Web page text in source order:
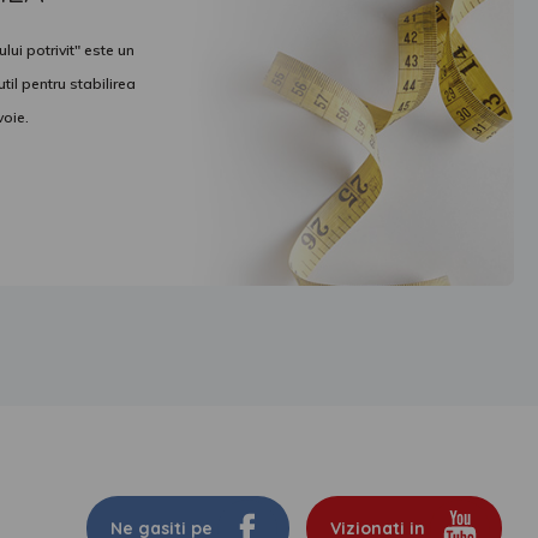
potrivit" este un
pentru stabilirea
Ne gasiti pe Vizionati in